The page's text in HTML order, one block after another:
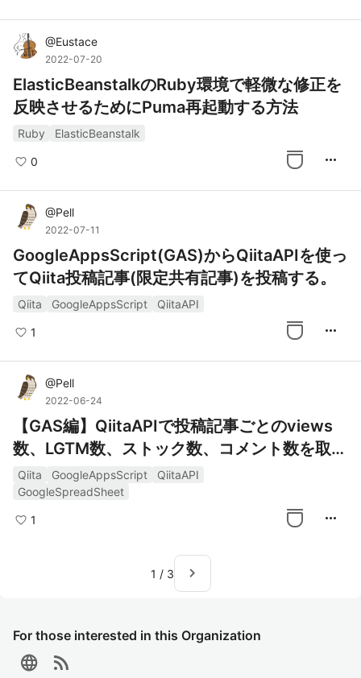
For those interested in this Organization
language rss_feed
@Eustace
2022-07-20
ElasticBeanstalkのRuby環境で軽微な修正を
反映させるためにPuma再起動する方法
Ruby ElasticBeanstalk
0 more_horiz
@Pell
2022-07-11
GoogleAppsScript(GAS)からQiitaAPIを使っ
てQiita投稿記事(限定共有記事)を投稿する。
Qiita GoogleAppsScript QiitaAPI
1 more_horiz
@Pell
2022-06-24
【GAS編】QiitaAPIで投稿記事ごとのviews
数、LGTM数、ストック数、コメント数を取得
し一覧で表示
Qiita GoogleAppsScript
QiitaAPI
GoogleSpreadSheet
1 more_horiz
1 / 3 navigate_next